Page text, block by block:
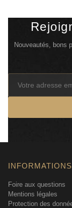
Nouveautés, bons
INFORMATIONS
Foire aux questions
Mentions légales
Protection des